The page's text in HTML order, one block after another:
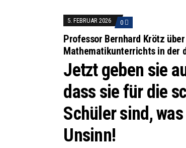
5. FEBRUAR 2026 0
Professor Bernhard Krötz
Mathematikunterrichts in der
Jetzt geben sie
dass sie für die
Schüler sind,
Unsinn!